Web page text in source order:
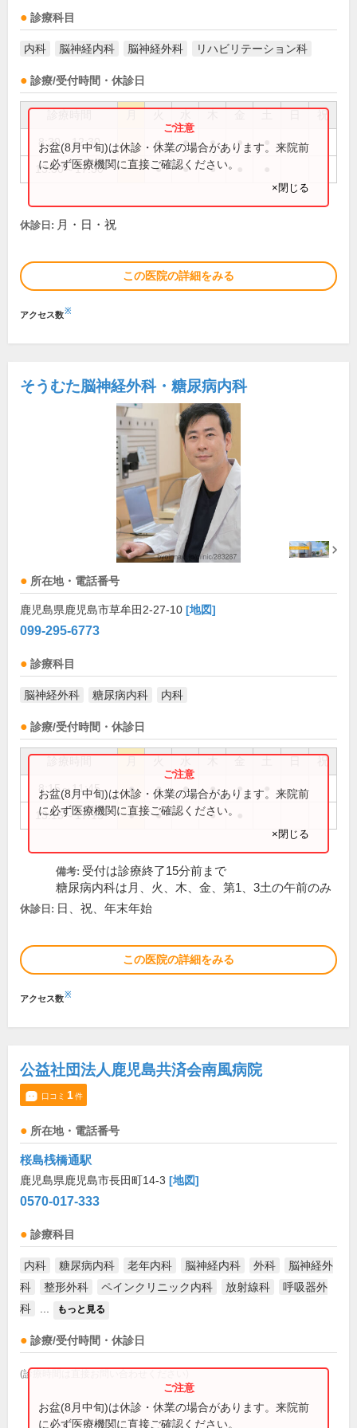
診療科目
内科 脳神経内科 脳神経外科 リハビリテーション科
診療/受付時間・休診日
祝
8:30～12:30 ● ● ● ●
13:30～17:30 ● ● ●
お盆(8月中旬)は休診・休業の場合があります。来院前
に必ず医療機関に直接ご確認ください。
×閉じる
休診日: 月・日・祝
この医院の詳細をみる
アクセス数※
そうむた脳神経外科・糖尿病内科
所在地・電話番号
鹿児島県鹿児島市草牟田2-27-10 [地図]
099-295-6773
診療科目
脳神経外科 糖尿病内科 内科
診療/受付時間・休診日
祝
8:15～11:45 ● ● ● ● ●
13:15～17:15 ● ● ●
お盆(8月中旬)は休診・休業の場合があります。来院前
に必ず医療機関に直接ご確認ください。
×閉じる
備考: 受付は診療終了15分前まで
糖尿病内科は月、火、木、金、第1、3土の午前のみ
休診日: 日、祝、年末年始
この医院の詳細をみる
アクセス数※
公益社団法人鹿児島共済会南風病院
口コミ 1件
所在地・電話番号
桜島桟橋通駅
鹿児島県鹿児島市長田町14-3 [地図]
0570-017-333
診療科目
内科 糖尿病内科 老年内科 脳神経内科 外科
脳神経外
科
整形外科 ペインクリニック内科 放射線科
呼吸器外
科
もっと見る
診療/受付時間・休診日
(診療時間は直接お問い合わせください)
お盆(8月中旬)は休診・休業の場合があります。来院前
に必ず医療機関に直接ご確認ください。